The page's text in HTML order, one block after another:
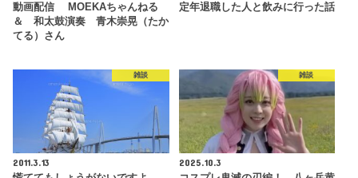
動画配信 MOEKAちゃんねる
＆ 和太鼓演奏 青木崇晃（たか
てる）さん
定年退職した人と飲みに行った話
雑談
2011.3.13
雑談
2025.10.3